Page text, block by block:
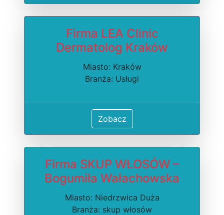
Firma LEA Clinic
Dermatolog Kraków
Miasto: Kraków
Branża: Usługi
Zobacz
Firma SKUP WŁOSÓW –
Bogumiła Wałachowska
Miasto: Niedrzwica Duża
Branża: skup włosów